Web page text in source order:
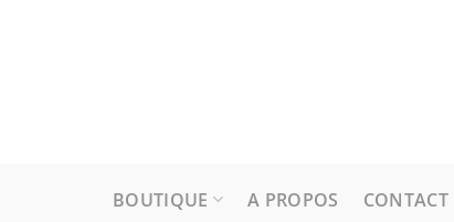
BOUTIQUE A PROPOS CONTACT